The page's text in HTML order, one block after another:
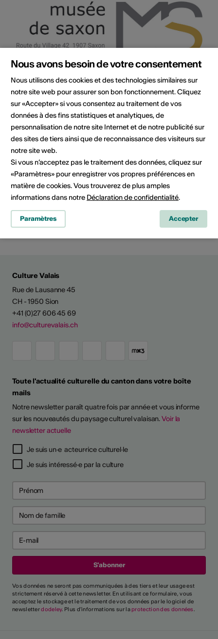
D'ARTISTES
Musée de Saxon
Rte du Village 42
1907 Saxon
Réservations 027 743 21 19
E-Mail
Site Internet
Planifier un itinéraire
Transports publics
Réseaux sociaux
Culture Valais
Rue de Lausanne 45
CH - 1950 Sion
+41 (0)27 606 45 69
info@culturevalais.ch
Toute l'actualité culturelle du canton dans votre boîte
mails
Notre newsletter paraît quatre fois par année et vous informe
sur les nouveautés du paysage culturel valaisan.Voir la
newsletter actuelle
Je suis un·e acteur·rice culturel·le
Je suis intéressé·e par la culture
Vos données ne seront pas communiquées à des tiers et leur usage est
strictement réservé à cette newsletter. En utilisant ce formulaire, vous
acceptez le stockage et le traitement de vos données par le logiciel de
newsletterdodeley. Plus d'informations sur la protection des données.
Nous avons besoin de votre consentement
Nous utilisons des cookies et des technologies similaires sur
notre site web pour assurer son bon fonctionnement. Cliquez
sur «Accepter» si vous consentez au traitement de vos
données à des fins statistiques et analytiques, de
personnalisation de notre site Internet et de notre publicité sur
des sites de tiers ainsi que de reconnaissance des visiteurs sur
notre site web.
Si vous n’acceptez pas le traitement des données, cliquez sur
«Paramètres» pour enregistrer vos propres préférences en
matière de cookies. Vous trouverez de plus amples
informations dans notre Déclaration de confidentialité.
Paramètres Accepter